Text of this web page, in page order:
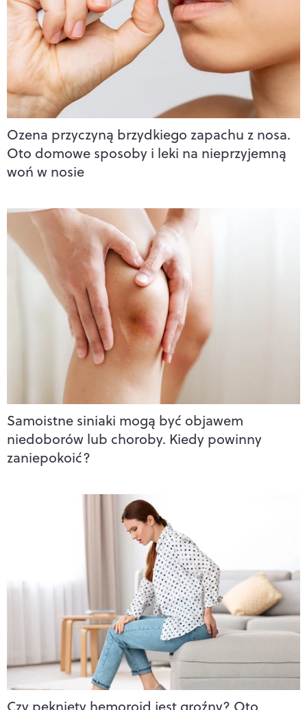
Ozena przyczyną brzydkiego zapachu z nosa.
Oto domowe sposoby i leki na nieprzyjemną
woń w nosie
Samoistne siniaki mogą być objawem
niedoborów lub choroby. Kiedy powinny
zaniepokoić?